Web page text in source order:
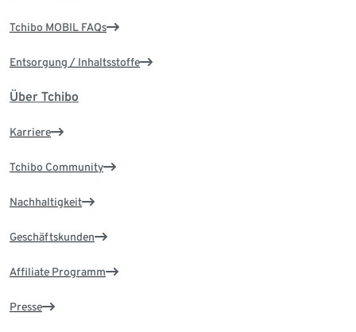
Tchibo MOBIL FAQs
Entsorgung / Inhaltsstoffe
Über Tchibo
Karriere
Tchibo Community
Nachhaltigkeit
Geschäftskunden
Affiliate Programm
Presse